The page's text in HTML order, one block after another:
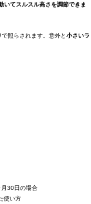
いてスルスル高さを調節できま
で照らされます。意外と小さいラ
30日の場合
使い方